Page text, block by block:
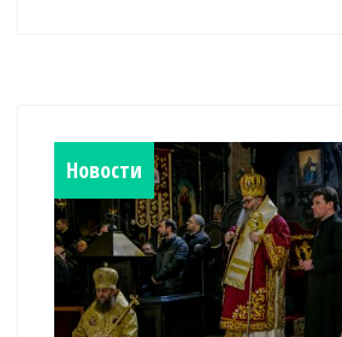
Новости